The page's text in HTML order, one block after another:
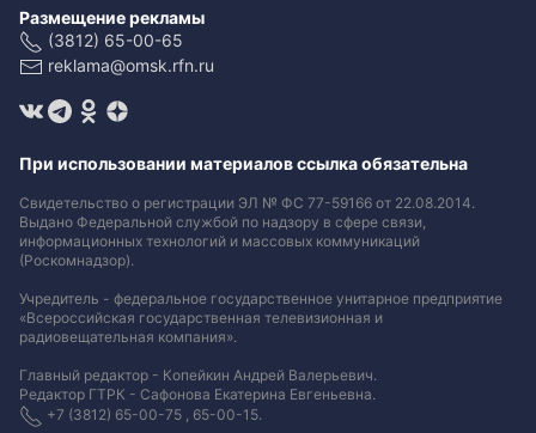
Размещение рекламы
(3812) 65-00-65
reklama@omsk.rfn.ru
При использовании материалов ссылка обязательна
Свидетельство о регистрации ЭЛ № ФС 77-59166 от 22.08.2014.
Выдано Федеральной службой по надзору в сфере связи,
информационных технологий и массовых коммуникаций
(Роскомнадзор).
Учредитель - федеральное государственное унитарное предприятие
«Всероссийская государственная телевизионная и
радиовещательная компания».
Главный редактор - Копейкин Андрей Валерьевич.
Редактор ГТРК - Сафонова Екатерина Евгеньевна.
+7 (3812) 65-00-75 , 65-00-15.